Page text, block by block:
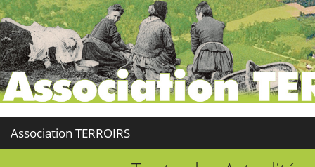
Association TERROIRS